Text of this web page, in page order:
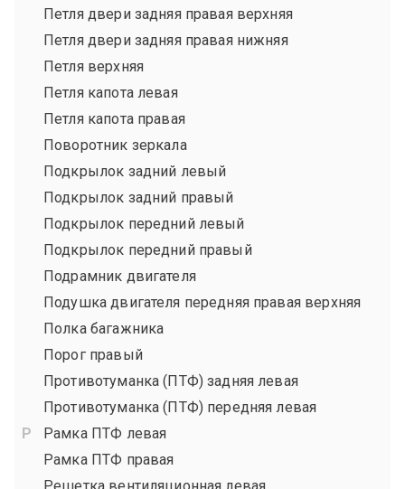
Петля двери задняя правая верхняя
Петля двери задняя правая нижняя
Петля верхняя
Петля капота левая
Петля капота правая
Поворотник зеркала
Подкрылок задний левый
Подкрылок задний правый
Подкрылок передний левый
Подкрылок передний правый
Подрамник двигателя
Подушка двигателя передняя правая верхняя
Полка багажника
Порог правый
Противотуманка (ПТФ) задняя левая
Противотуманка (ПТФ) передняя левая
Рамка ПТФ левая
Рамка ПТФ правая